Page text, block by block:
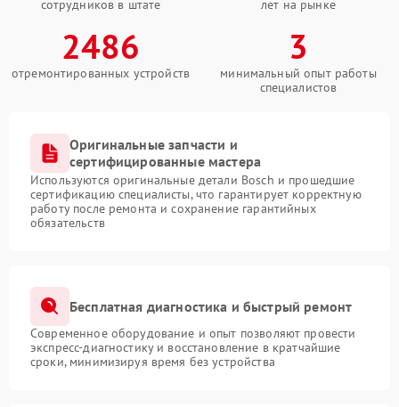
сотрудников в штате лет на рынке
2486
отремонтированных устройств
3
минимальный опыт работы
специалистов
Оригинальные запчасти и
сертифицированные мастера
Используются оригинальные детали Bosch и прошедшие
сертификацию специалисты, что гарантирует корректную
работу после ремонта и сохранение гарантийных
обязательств
Бесплатная диагностика и быстрый ремонт
Современное оборудование и опыт позволяют провести
экспресс-диагностику и восстановление в кратчайшие
сроки, минимизируя время без устройства